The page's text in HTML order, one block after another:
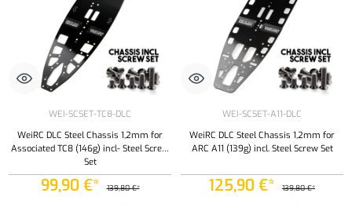
WEI-SCSET-TC8-DLC
WeiRC DLC Steel Chassis 1,2mm for
Associated TC8 (146g) incl- Steel Screw
Set
99,90 €* 139,80 €*
WEI-SCSET-A11-DLC
WeiRC DLC Steel Chassis 1,2mm for
ARC A11 (139g) incl. Steel Screw Set
125,90 €* 139,80 €*